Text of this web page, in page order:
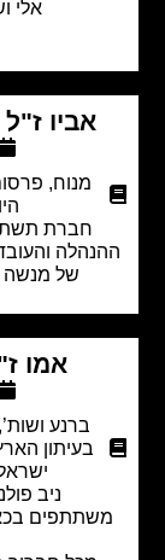
אלי ושלומי
האב
אביו ז"ל של
מאי 7, 2024
מנוח,
פרסום
חברת תשתיות
והעובדים
של מנשה ציפורה
אמו ז"ל של
מאי 3, 2024
ברנע ושות’,מנוחה,
בעיתון הארץ,
ישראל היום,
ניב פולני
בכאבכם